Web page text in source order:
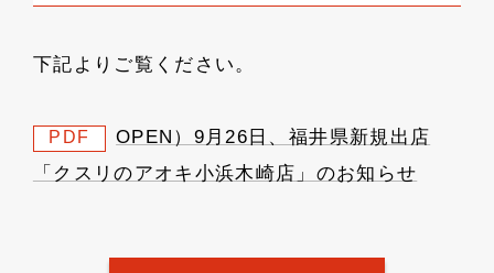
下記よりご覧ください。
PDF
OPEN）9月26日、福井県新規出店
「クスリのアオキ小浜木崎店」のお知らせ